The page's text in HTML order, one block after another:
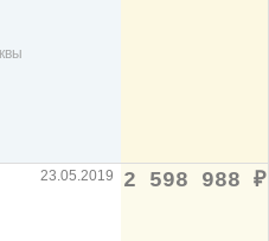
23.05.2019 2 598 988 ₽